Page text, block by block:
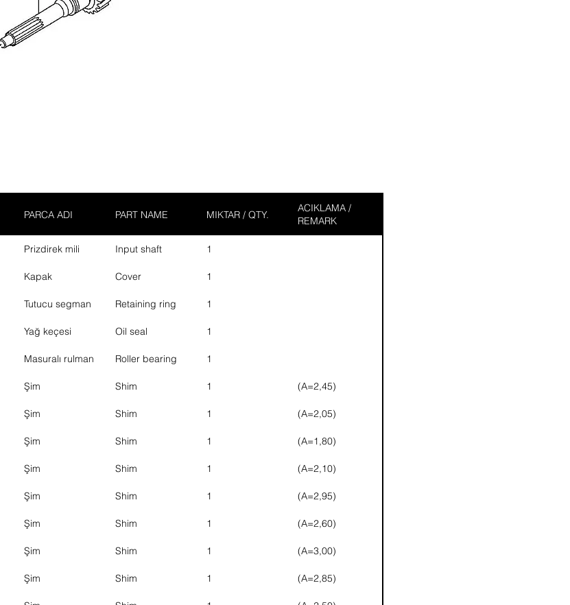
PARCA ADI PART NAME MIKTAR / QTY.
ACIKLAMA /
REMARK
Prizdirek mili Input shaft 1
Kapak Cover 1
Tutucu segman Retaining ring 1
Yağ keçesi Oil seal 1
Masuralı rulman Roller bearing 1
Şim Shim 1 (A=2,45)
Şim Shim 1 (A=2,05)
Şim Shim 1 (A=1,80)
Şim Shim 1 (A=2,10)
Şim Shim 1 (A=2,95)
Şim Shim 1 (A=2,60)
Şim Shim 1 (A=3,00)
Şim Shim 1 (A=2,85)